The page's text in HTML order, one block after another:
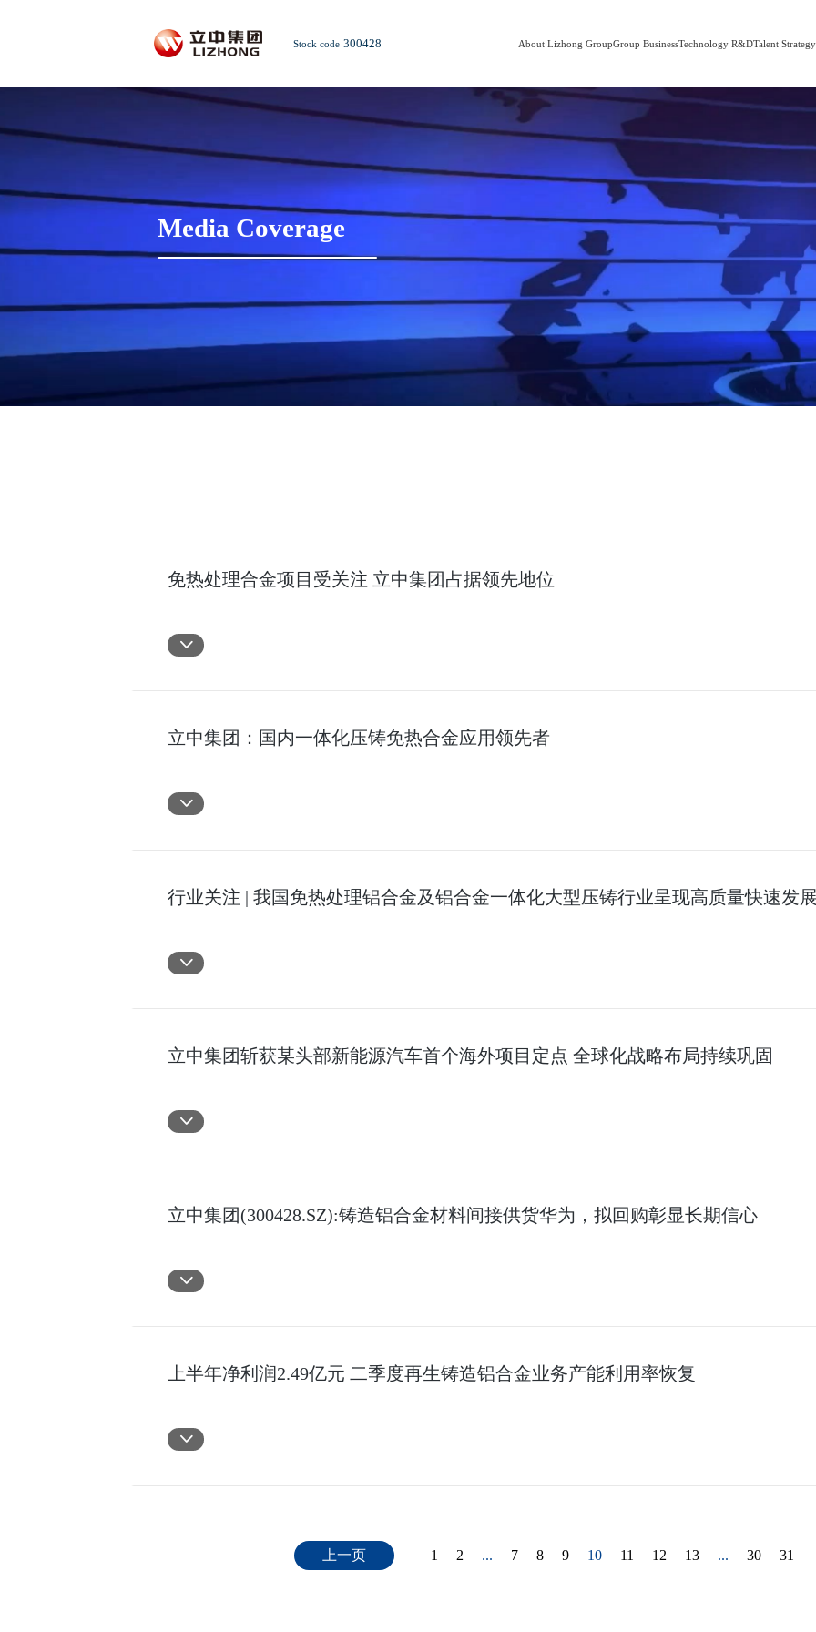
Stock code 300428 About Lizhong GroupGroup BusinessTechnology R&DTalent Strategy
Media Coverage
免热处理合金项目受关注 立中集团占据领先地位
立中集团：国内一体化压铸免热合金应用领先者
行业关注 | 我国免热处理铝合金及铝合金一体化大型压铸行业呈现高质量快速发
立中集团斩获某头部新能源汽车首个海外项目定点 全球化战略布局持续巩固
立中集团(300428.SZ):铸造铝合金材料间接供货华为，拟回购彰显长期信心
上半年净利润2.49亿元 二季度再生铸造铝合金业务产能利用率恢复
上一页 1 2 ... 7 8 9 10 11 12 13 ... 30 31